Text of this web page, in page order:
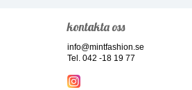
kontakta oss
info@mintfashion.se
Tel. 042 -18 19 77